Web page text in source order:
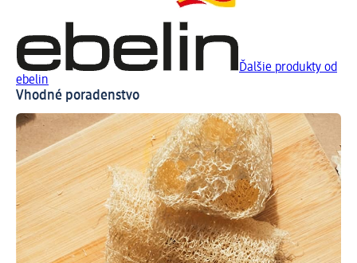
Ďalšie produkty od
ebelin
Vhodné poradenstvo